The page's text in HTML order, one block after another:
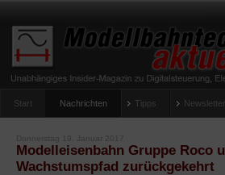
Start Nachrichten Tipps Newsletter
Donnerstag 19. Januar 2017
Modelleisenbahn Gruppe Roco
Wachstumspfad zurückgekehrt